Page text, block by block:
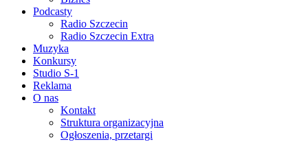
Podcasty
Radio Szczecin
Radio Szczecin Extra
Muzyka
Konkursy
Studio S-1
Reklama
O nas
Kontakt
Struktura organizacyjna
Ogłoszenia, przetargi